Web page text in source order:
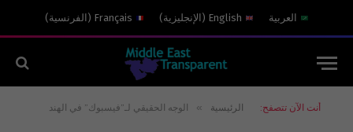
العربية English
( الإنجليزية)
Français
( الفرنسية)
أنت الآن تتصفح: الرئيسية » الوجه الحقيقي لـ”فيسبوك” في الهند